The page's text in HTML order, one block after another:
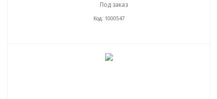
Под заказ
Код: 1000547